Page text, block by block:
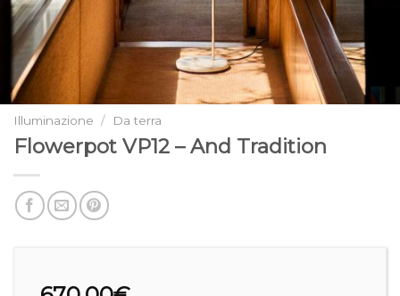
Illuminazione / Da terra
Flowerpot VP12 – And Tradition